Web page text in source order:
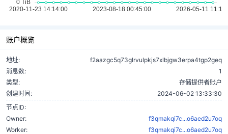
账户概览
地址:
f2aazgc5q73glrvulpkjs7xlbjgw3erpa4tgp2geq
消息数:
1
类型:
存储提供者账户
创建时间:
2024-06-02 13:33:30
节点ID:
Owner:
f3qmakqi7c...o6aed2u7oq
Worker:
f3qmakqi7c...o6aed2u7oq